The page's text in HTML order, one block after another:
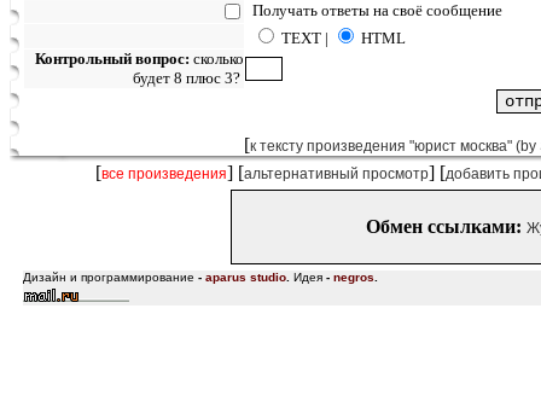
Получать ответы на своё сообщение
TEXT |
HTML
Контрольный вопрос: сколько
будет 8 плюс 3?
[к тексту произведения "юрист москва"
[все произведения] [альтернативный просмотр] [добавить
Обмен ссылками:
Дизайн и программирование - aparus studio Идея - negros